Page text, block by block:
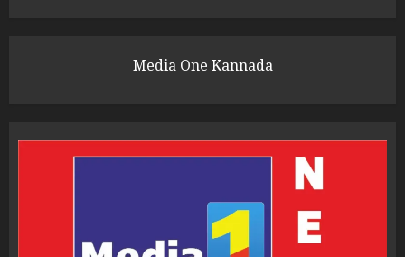
Media One Kannada